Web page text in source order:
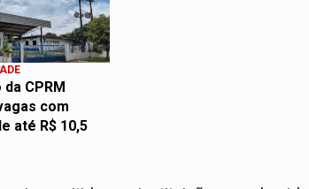
CPRM
com
até R$ 10,5